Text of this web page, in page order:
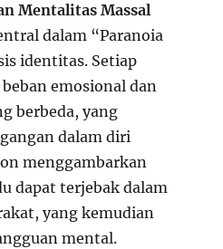
Mentalitas Massal
dalam “Paranoia
identitas. Setiap
emosional dan
berbeda, yang
dalam diri
menggambarkan
dapat terjebak dalam
yang kemudian
mental.